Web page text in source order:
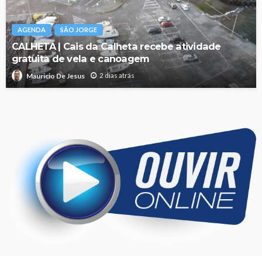
AGENDA SÃO JORGE
CALHETA | Cais da Calheta recebe atividade
gratuita de vela e canoagem
Mauricio De Jesus 2 dias atrás